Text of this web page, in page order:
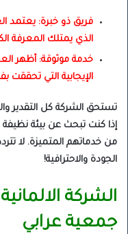
فريق ذو خبرة: يعتمد
الذي يمتلك المعرفة
خدمة موثوقة: أظهر
الإيجابية التي
تستحق الشركة كل التقدير
إذا كنت تبحث عن بيئة نظيفة
من خدماتهم المتميزة. لا
الجودة والاحترافية!
الشركة
جمعية عرابي